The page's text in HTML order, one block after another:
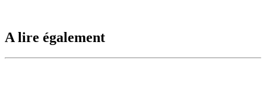
A lire également